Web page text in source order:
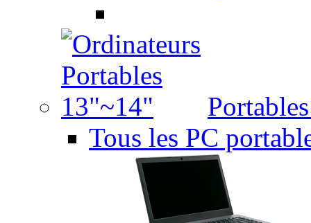
Tous les PC